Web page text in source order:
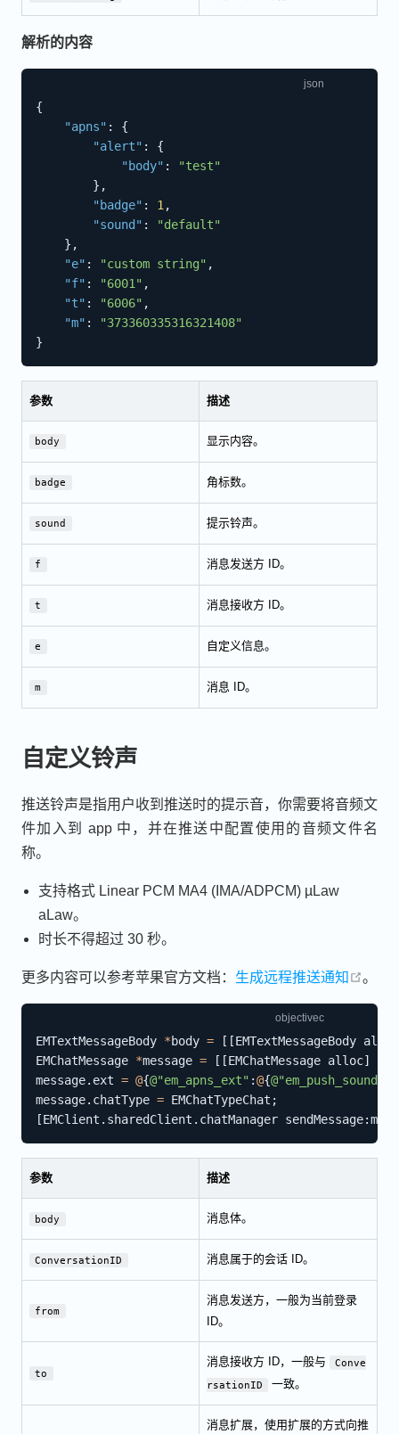
解析的内容
{
"apns" :
{
"alert" :
{
"body" :
"test"
} ,
"badge" : 1 ,
"sound" :
"default"
} ,
"e" : "custom string" ,
"f" : "6001" ,
"t" : "6006" ,
"m" :
"373360335316321408"
}
参数 描述
body 显示内容。
badge 角标数。
sound 提示铃声。
f 消息发送方 ID。
t 消息接收方 ID。
e 自定义信息。
m 消息 ID。
自定义铃声
推送铃声是指用户收到推送时的提示音，你需要将音频文
件加入到 app 中，并在推送中配置使用的音频文件名
称。
支持格式 Linear PCM MA4 (IMA/ADPCM) µLaw
aLaw。
时长不得超过 30 秒。
更多内容可以参考苹果官方文档： 生成远程推送通知 open
。
EMTextMessageBody *body = [ [EMTextMessageBody alloc
EMChatMessage *message = [ [EMChatMessage alloc]
message. ext = @{@"em_apns_ext" :@{@"em_push_sound"
message. chatType = EMChatTypeChat ;
[EMClient . sharedClient . chatManager sendMessage:
参数 描述
body 消息体。
ConversationID 消息属于的会话 ID。
from
消息发送方，一般为当前登录
ID。
to
消息接收方 ID，一般与
Conve
rsationID
一致。
消息扩展，使用扩展的方式向推